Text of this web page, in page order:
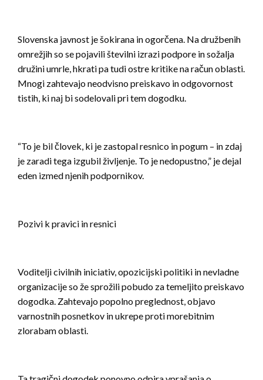
Slovenska javnost je šokirana in ogorčena. Na družbenih
omrežjih so se pojavili številni izrazi podpore in sožalja
družini umrle, hkrati pa tudi ostre kritike na račun oblasti.
Mnogi zahtevajo neodvisno preiskavo in odgovornost
tistih, ki naj bi sodelovali pri tem dogodku.
“To je bil človek, ki je zastopal resnico in pogum – in zdaj
je zaradi tega izgubil življenje. To je nedopustno,” je dejal
eden izmed njenih podpornikov.
Pozivi k pravici in resnici
Voditelji civilnih iniciativ, opozicijski politiki in nevladne
organizacije so že sprožili pobudo za temeljito preiskavo
dogodka. Zahtevajo popolno preglednost, objavo
varnostnih posnetkov in ukrepe proti morebitnim
zlorabam oblasti.